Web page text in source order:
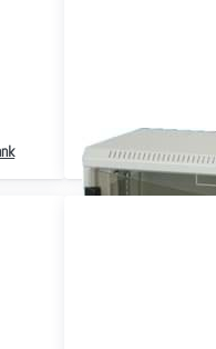
Serverschrank